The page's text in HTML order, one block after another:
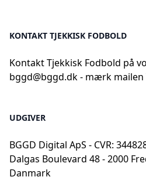
KONTAKT TJEKKISK FODBOLD
Kontakt Tjekkisk Fodbold på
bggd@bggd.dk- mærk mailen
UDGIVER
BGGD Digital ApS - CVR:
Dalgas Boulevard 48 - 2000
Danmark